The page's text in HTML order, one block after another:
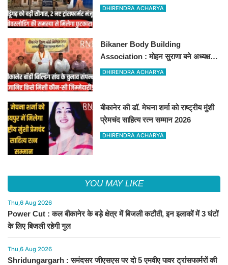
विधायक ताराचंद सारस्वत के सतत प्रयास
DHIRENDRA ACHARYA
Bikaner Body Building
Association : मोहन सुराणा बने अध्यक्ष;
अरुण व्यास सचिव निर्विरोध निर्वाचित
DHIRENDRA ACHARYA
बीकानेर की डॉ. मेघना शर्मा को राष्ट्रीय मुंशी
प्रेमचंद साहित्य रत्न सम्मान 2026
DHIRENDRA ACHARYA
YOU MAY LIKE
Thu,6 Aug 2026
Power Cut : कल बीकानेर के बड़े क्षेत्र में बिजली कटौती, इन इलाकों में 3 घंटों
के लिए बिजली रहेगी गुल
Thu,6 Aug 2026
Shridungargarh : समंदसर जीएसएस पर दो 5 एमवीए पावर ट्रांसफार्मरों की